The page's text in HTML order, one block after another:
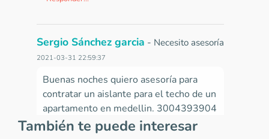
Sergio Sánchez garcia - Necesito asesoría
2021-03-31 22:59:37
Buenas noches quiero asesoría para
contratar un aislante para el techo de un
apartamento en medellin. 3004393904
Responder...
También te puede interesar